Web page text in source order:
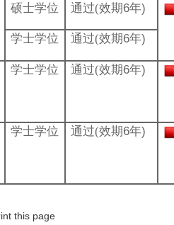
硕士学位 通过(效期6年)
学士学位 通过(效期6年)
学士学位 通过(效期6年)
学士学位 通过(效期6年)
this page